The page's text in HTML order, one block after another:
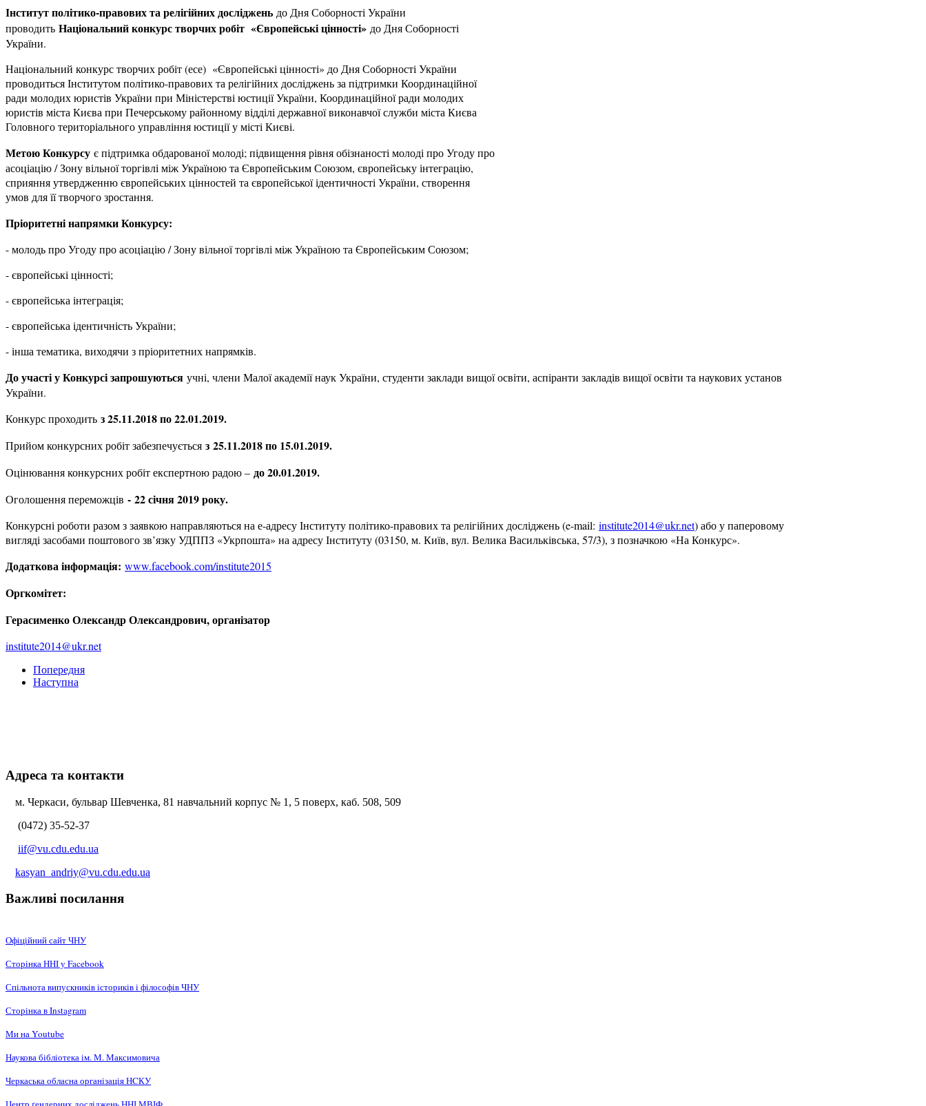
Інститут політико-правових та релігійних досліджень до Дня Соборності України
проводить Національний конкурс творчих робіт «Європейські цінності» до Дня Соборності
України.
Національний конкурс творчих робіт (есе) «Європейські цінності» до Дня Соборності України
проводиться Інститутом політико-правових та релігійних досліджень за підтримки Координаційної
ради молодих юристів України при Міністерстві юстиції України, Координаційної ради молодих
юристів міста Києва при Печерському районному відділі державної виконавчої служби міста Києва
Головного територіального управління юстиції у місті Києві.
Метою Конкурсу є підтримка обдарованої молоді; підвищення рівня обізнаності молоді про Угоду про
асоціацію / Зону вільної торгівлі між Україною та Європейським Союзом, європейську інтеграцію,
сприяння утвердженню європейських цінностей та європейської ідентичності України, створення
умов для її творчого зростання.
Пріоритетні напрямки Конкурсу:
- молодь про Угоду про асоціацію / Зону вільної торгівлі між Україною та Європейським Союзом;
- європейські цінності;
- європейська інтеграція;
- європейська ідентичність України;
- інша тематика, виходячи з пріоритетних напрямків.
До участі у Конкурсі запрошуються учні, члени Малої академії наук України, студенти заклади вищої освіти, аспіранти закладів вищої освіти та наукових установ
України.
Конкурс проходить з 25.11.2018 по 22.01.2019.
Прийом конкурсних робіт забезпечується з 25.11.2018 по 15.01.2019.
Оцінювання конкурсних робіт експертною радою – до 20.01.2019.
Оголошення переможців - 22 січня 2019 року.
Конкурсні роботи разом з заявкою направляються на е-адресу Інституту політико-правових та релігійних досліджень (e-mail: institute2014@ukr.net) або у паперовому
вигляді засобами поштового зв’язку УДППЗ «Укрпошта» на адресу Інституту (03150, м. Київ, вул. Велика Васильківська, 57/3), з позначкою «На Конкурс».
Додаткова інформація: www.facebook.com/institute2015
Оргкомітет:
Герасименко Олександр Олександрович, організатор
institute2014@ukr.net
Попередня
Наступна
Адреса та контакти
м. Черкаси, бульвар Шевченка, 81 навчальний корпус № 1, 5 поверх, каб. 508, 509
(0472) 35-52-37
iif@vu.cdu.edu.ua
kasyan_andriy@vu.cdu.edu.ua
Важливі посилання
Офіційний сайт ЧНУ
Сторінка ННІ у Facebook
Спільнота випускників істориків і філософів ЧНУ
Сторінка в Instagram
Ми на Youtube
Наукова бібліотека ім. М. Максимовича
Черкаська обласна організація НCКУ